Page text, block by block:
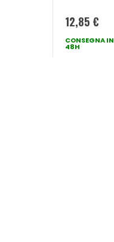
12,85 €
CONSEGNA IN
48H